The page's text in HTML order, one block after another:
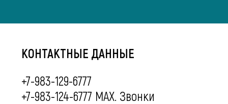
КОНТАКТНЫЕ ДАННЫЕ
+7-983-129-6777
+7-983-124-6777 MAX. Звонки